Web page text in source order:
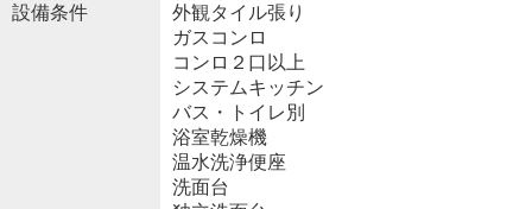
設備条件
外観タイル張り
ガスコンロ
コンロ２口以上
システムキッチン
バス・トイレ別
浴室乾燥機
温水洗浄便座
洗面台